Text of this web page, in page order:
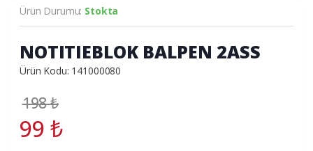
Ürün Durumu: Stokta
NOTITIEBLOK BALPEN 2ASS
Ürün Kodu: 141000080
198₺
99 ₺